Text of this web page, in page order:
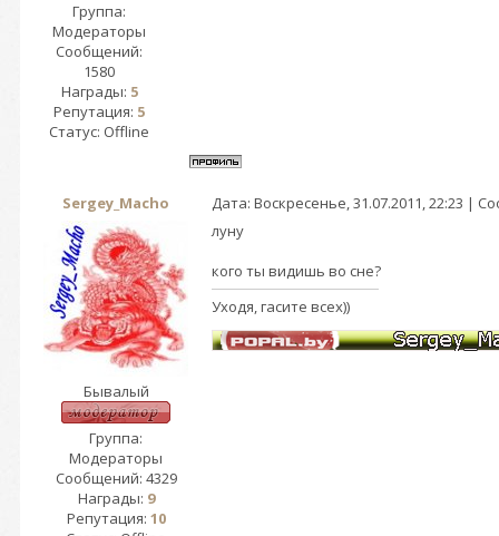
Группа:
Модераторы
Сообщений:
1580
Награды: 5
Репутация: 5
Статус: Offline
Sergey_Macho Дата: Воскресенье, 31.07.2011, 22:23 |
Бывалый
Группа:
Модераторы
Сообщений: 4329
Награды: 9
Репутация: 10
луну
кого ты видишь во сне?
Уходя, гасите всех))